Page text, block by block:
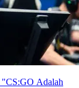
"CS:GO Adalah